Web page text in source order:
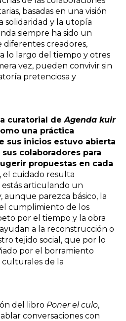
basadas en una visión
solidaridad y la utopía
siempre ha sido un
diferentes creadores,
lo largo del tiempo y otres
vez, pueden convivir sin
pretenciosa y
curatorial deAgenda kuir
una práctica
sus inicios estuvo abierta
colaboradores para
propuestas en cada
el cuidado resulta
articulando un
aunque parezca básico, la
cumplimiento de los
por el tiempo y la obra
a la reconstrucción o
tejido social, que por lo
por el borramiento
de la
del libro Poner el culo,
conversaciones con